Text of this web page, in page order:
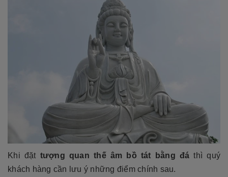
Khi đặt tượng quan thế âm bồ tát bằng đáthì quý
khách hàng cần lưu ý những điểm chính sau.